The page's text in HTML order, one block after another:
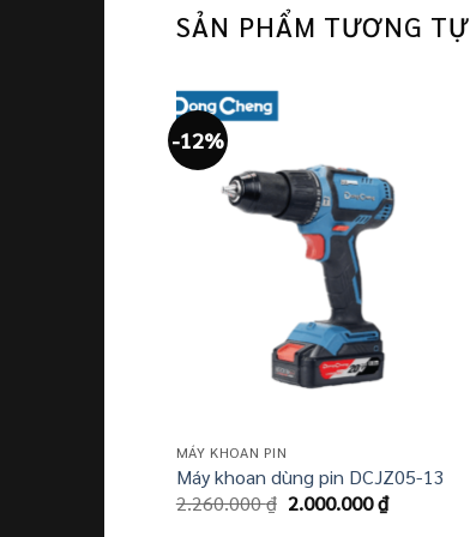
SẢN PHẨM TƯƠNG TỰ
-12%
MÁY KHOAN PIN
Máy khoan dùng pin DCJZ05-13
2.260.000₫ Giá
2.000.000₫Giá
hiện